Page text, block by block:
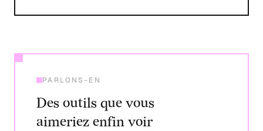
PARLONS-EN
Des outils que vous
aimeriez enfin voir